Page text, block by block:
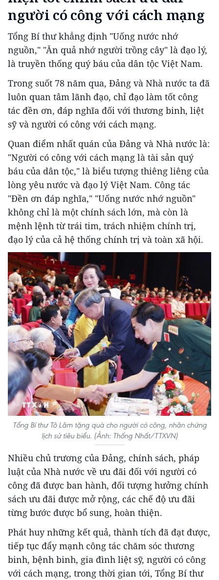
người có công với cách mạng
Tổng Bí thư khẳng định "Uống nước nhớ
nguồn," "Ăn quả nhớ người trồng cây" là đạo lý,
là truyền thống quý báu của dân tộc Việt Nam.
Trong suốt 78 năm qua, Đảng và Nhà nước ta đã
luôn quan tâm lãnh đạo, chỉ đạo làm tốt công
tác đền ơn, đáp nghĩa đối với thương binh, liệt
sỹ và người có công với cách mạng.
Quan điểm nhất quán của Đảng và Nhà nước là:
"Người có công với cách mạng là tài sản quý
báu của dân tộc," là biểu tượng thiêng liêng của
lòng yêu nước và đạo lý Việt Nam. Công tác
"Đền ơn đáp nghĩa," "Uống nước nhớ nguồn"
không chỉ là một chính sách lớn, mà còn là
mệnh lệnh từ trái tim, trách nhiệm chính trị,
đạo lý của cả hệ thống chính trị và toàn xã hội.
Tổng Bí thư Tô Lâm tặng quà cho người có công, nhân chứng
lịch sử tiêu biểu. (Ảnh: Thống Nhất/TTXVN)
Nhiều chủ trương của Đảng, chính sách, pháp
luật của Nhà nước về ưu đãi đối với người có
công đã được ban hành, đối tượng hưởng chính
sách ưu đãi được mở rộng, các chế độ ưu đãi
từng bước được bổ sung, hoàn thiện.
Phát huy những kết quả, thành tích đã đạt được,
tiếp tục đẩy mạnh công tác chăm sóc thương
binh, bệnh binh, gia đình liệt sỹ, người có công
với cách mạng, trong thời gian tới, Tổng Bí thư